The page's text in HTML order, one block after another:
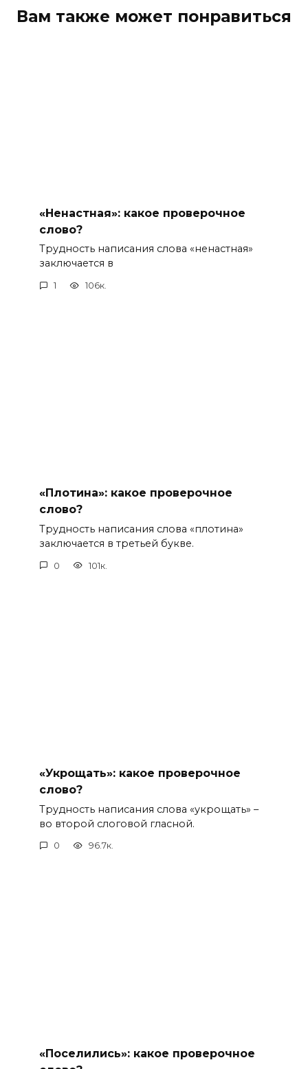
Вам также может понравиться
«Ненастная»: какое проверочное
слово?
Трудность написания слова «ненастная»
заключается в
1 106к.
«Плотина»: какое проверочное
слово?
Трудность написания слова «плотина»
заключается в третьей букве.
0 101к.
«Укрощать»: какое проверочное
слово?
Трудность написания слова «укрощать» –
во второй слоговой гласной.
0 96.7к.
«Поселились»: какое проверочное